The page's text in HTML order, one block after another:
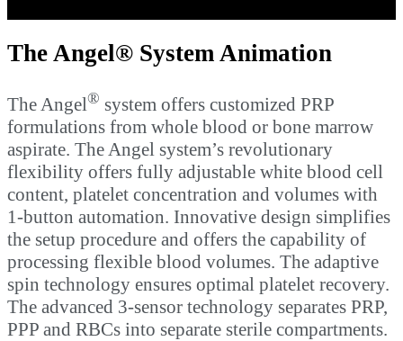
Video
The Angel® System Animation
The Angel® system offers customized PRP
formulations from whole blood or bone marrow
aspirate. The Angel system’s revolutionary
flexibility offers fully adjustable white blood cell
content, platelet concentration and volumes with
1-button automation. Innovative design simplifies
the setup procedure and offers the capability of
processing flexible blood volumes. The adaptive
spin technology ensures optimal platelet recovery.
The advanced 3-sensor technology separates PRP,
PPP and RBCs into separate sterile compartments.